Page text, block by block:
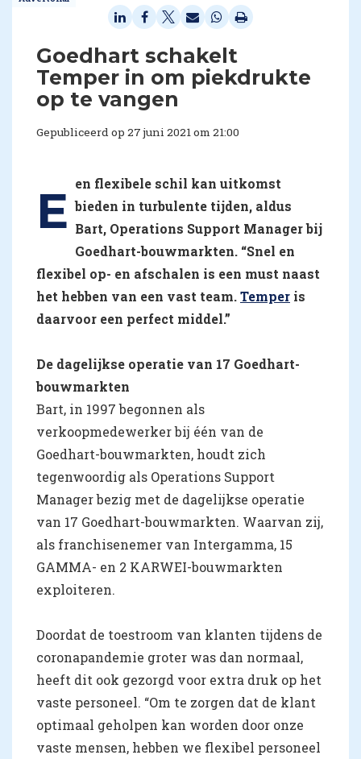
Goedhart schakelt
Temper in om piekdrukte
op te vangen
Gepubliceerd op 27 juni 2021 om 21:00
E en flexibele schil kan uitkomst
bieden in turbulente tijden, aldus
Bart, Operations Support Manager bij
Goedhart-bouwmarkten. “Snel en
flexibel op- en afschalen is een must naast
het hebben van een vast team.Temper is
daarvoor een perfect middel.”
De dagelijkse operatie van 17 Goedhart-
bouwmarkten
Bart, in 1997 begonnen als
verkoopmedewerker bij één van de
Goedhart-bouwmarkten, houdt zich
tegenwoordig als Operations Support
Manager bezig met de dagelijkse operatie
van 17 Goedhart-bouwmarkten. Waarvan zij,
als franchisenemer van Intergamma, 15
GAMMA- en 2 KARWEI-bouwmarkten
exploiteren.
Doordat de toestroom van klanten tijdens de
coronapandemie groter was dan normaal,
heeft dit ook gezorgd voor extra druk op het
vaste personeel. “Om te zorgen dat de klant
optimaal geholpen kan worden door onze
vaste mensen, hebben we flexibel personeel